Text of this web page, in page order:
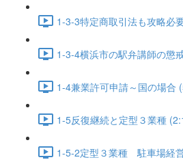
1-3-3特定商取引法も攻略必
1-3-4横浜市の駅弁講師の懲
1-4兼業許可申請～国の場合
1-5反復継続と定型３業種
1-5-2定型３業種 駐車場経